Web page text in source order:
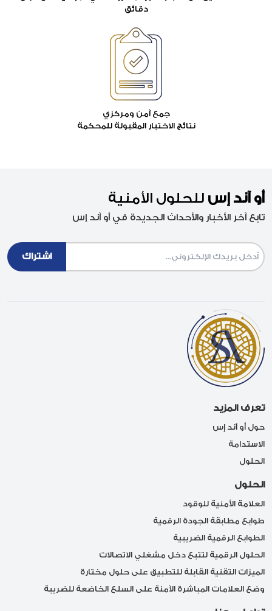
دقائق
جمع آمن ومركزي
نتائج الاختبار المقبولة للمحكمة
أو آند إس للحلول الأمنية
تابع آخر الأخبار والأحداث الجديدة في أو آند إس
Email
تعرف المزيد
حول أو آند إس
الاستدامة
الحلول
الحلول
العلامة الأمنية للوقود
طوابع مطابقة الجودة الرقمية
الطوابع الرقمية الضريبية
الحلول الرقمية لتتبع دخل مشغلي الاتصالات
الميزات التقنية القابلة للتطبيق على حلول مختارة
وضع العلامات المباشرة الآمنة على السلع الخاضعة للضريبة